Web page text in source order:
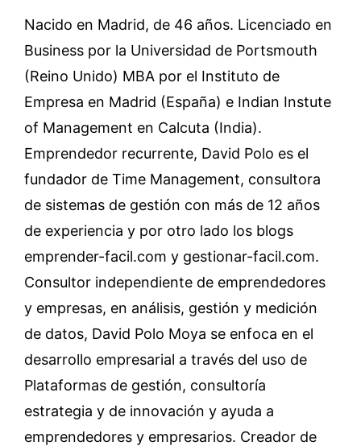
Nacido en Madrid, de 46 años. Licenciado en
Business por la Universidad de Portsmouth
(Reino Unido) MBA por el Instituto de
Empresa en Madrid (España) e Indian Instute
of Management en Calcuta (India).
Emprendedor recurrente, David Polo es el
fundador de Time Management, consultora
de sistemas de gestión con más de 12 años
de experiencia y por otro lado los blogs
emprender-facil.com y gestionar-facil.com.
Consultor independiente de emprendedores
y empresas, en análisis, gestión y medición
de datos, David Polo Moya se enfoca en el
desarrollo empresarial a través del uso de
Plataformas de gestión, consultoría
estrategia y de innovación y ayuda a
emprendedores y empresarios. Creador de